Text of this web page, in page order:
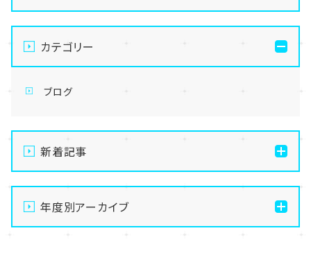
カテゴリー
ブログ
新着記事
【横浜】お知らせ★8月23日に入試説明会を実施します
🏫
【横浜】８月の体験授業のおしらせ
年度別アーカイブ